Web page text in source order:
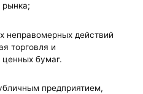
рынка;
неправомерных действий
торговля и
бумаг.
предприятием,